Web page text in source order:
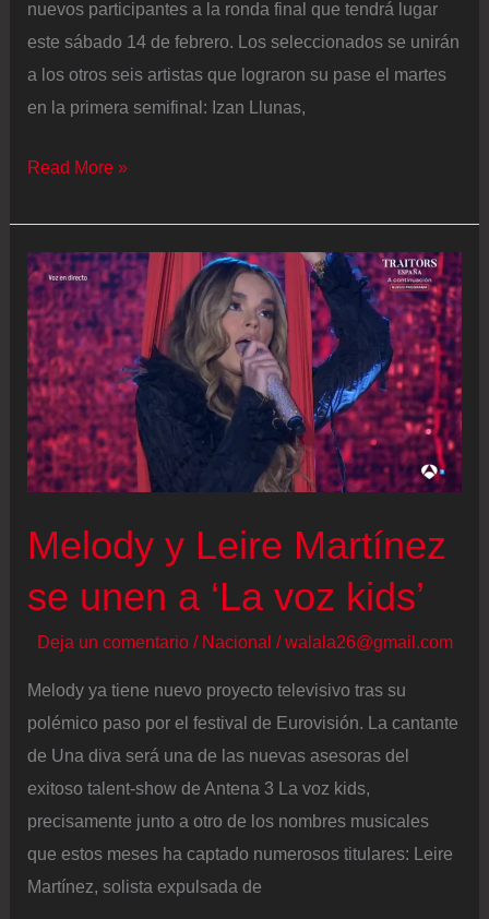
nuevos participantes a la ronda final que tendrá lugar
este sábado 14 de febrero. Los seleccionados se unirán
a los otros seis artistas que lograron su pase el martes
en la primera semifinal: Izan Llunas,
Segunda
del
Benidorm
Fest
2026:
horario,
participantes
y
orden
de
Read More »
Melody y Leire Martínez
se unen a ‘La voz kids’
Deja un comentario / Nacional /walala26@gmail.com
Melody ya tiene nuevo proyecto televisivo tras su
polémico paso por el festival de Eurovisión. La cantante
de Una diva será una de las nuevas asesoras del
exitoso talent-show de Antena 3 La voz kids,
precisamente junto a otro de los nombres musicales
que estos meses ha captado numerosos titulares: Leire
Martínez, solista expulsada de